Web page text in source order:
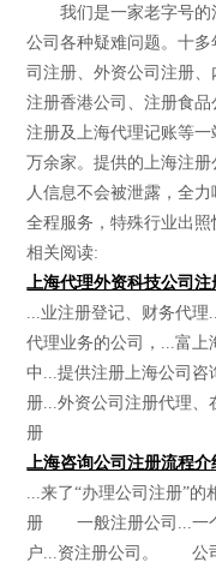
我们是一家老字号的
公司各种疑难问题。十
司注册、外资公司注册、
注册香港公司、注册食
注册及上海代理记账等
万余家。提供的上海注
人信息不会被泄露，全
全程服务，特殊行业出
相关阅读:
上海代理外资科技公司注
...业注册登记、财务代
代理业务的公司，...富
中...提供注册上海公司咨
册...外资公司注册代理、
册
上海咨询公司注册流程介
...来了“办理公司注册”
册 一般注册公司...一个
户...资注册公司。 公